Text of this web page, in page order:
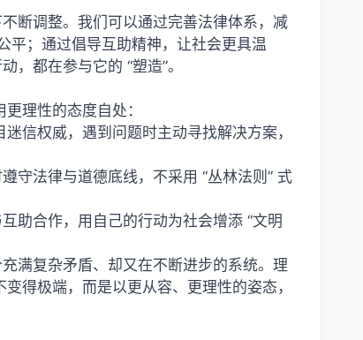
断调整。我们可以通过完善法律体系，减
平；通过倡导互助精神，让社会更具温
，都在参与它的 “塑造”。
理性的态度自处：
信权威，遇到问题时主动寻找解决方案，
守法律与道德底线，不采用 “丛林法则” 式
助合作，用自己的行动为社会增添 “文明
满复杂矛盾、却又在不断进步的系统。理
得极端，而是以更从容、更理性的姿态，